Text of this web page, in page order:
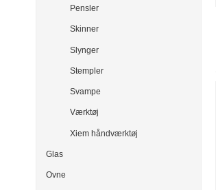
Pensler
Skinner
Slynger
Stempler
Svampe
Værktøj
Xiem håndværktøj
Glas
Ovne